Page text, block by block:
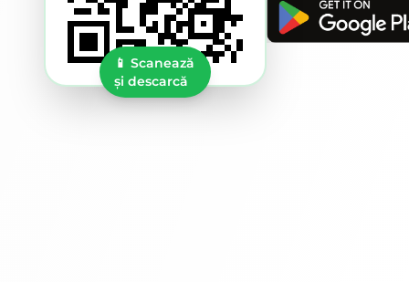
📱 Scanează
și descarcă